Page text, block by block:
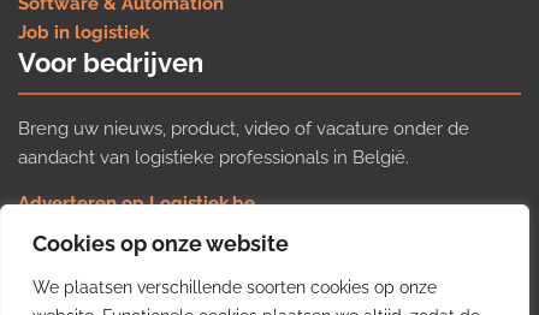
Cookies op onze website
We plaatsen verschillende soorten cookies op onze
Job in logistiek
Voor bedrijven
Breng uw nieuws, product, video of vacature onder de
aandacht van logistieke professionals in België.
Adverteren op Logistiek.be
Nieuws insturen
Uw video op Logistiek.TV
Job plaatsen